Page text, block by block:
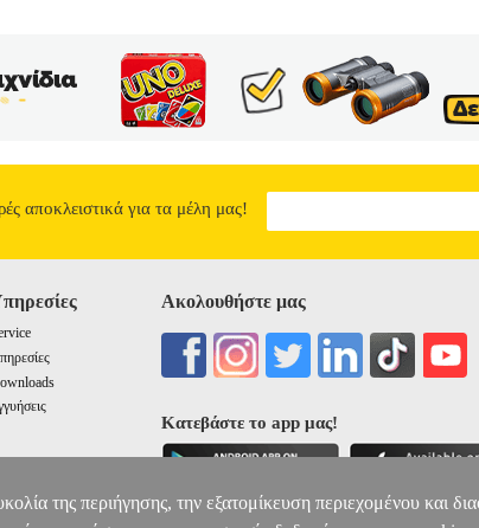
αποκλειστικά για τα μέλη μας!
Ακολουθήστε μας
Κατεβάστε το app μας!
της περιήγησης, την εξατομίκευση περιεχομένου και